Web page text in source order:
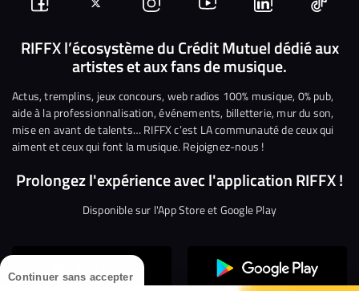
Continuer sans accepter
Suivez-
nous
Facebook
Suivez-
nous
sur
Twitter
Nous
rejoindre
sur
Instagram
Nous
rejoindre
sur
YouTube
Nous
rejoindre
sur
Linkedin
Nous
RIFFX l’écosystème du Crédit Mutuel dédié aux
artistes et aux fans de musique.
Actus, tremplins, jeux concours, web radios 100% musique, 0% pub,
aide à la professionnalisation, événements, billetterie, mur du son,
mise en avant de talents… RIFFX c’est LA communauté de ceux qui
aiment et ceux qui font la musique. Rejoignez-nous !
Prolongez l'expérience avec l'application RIFFX !
Disponible sur l'App Store et Google Play